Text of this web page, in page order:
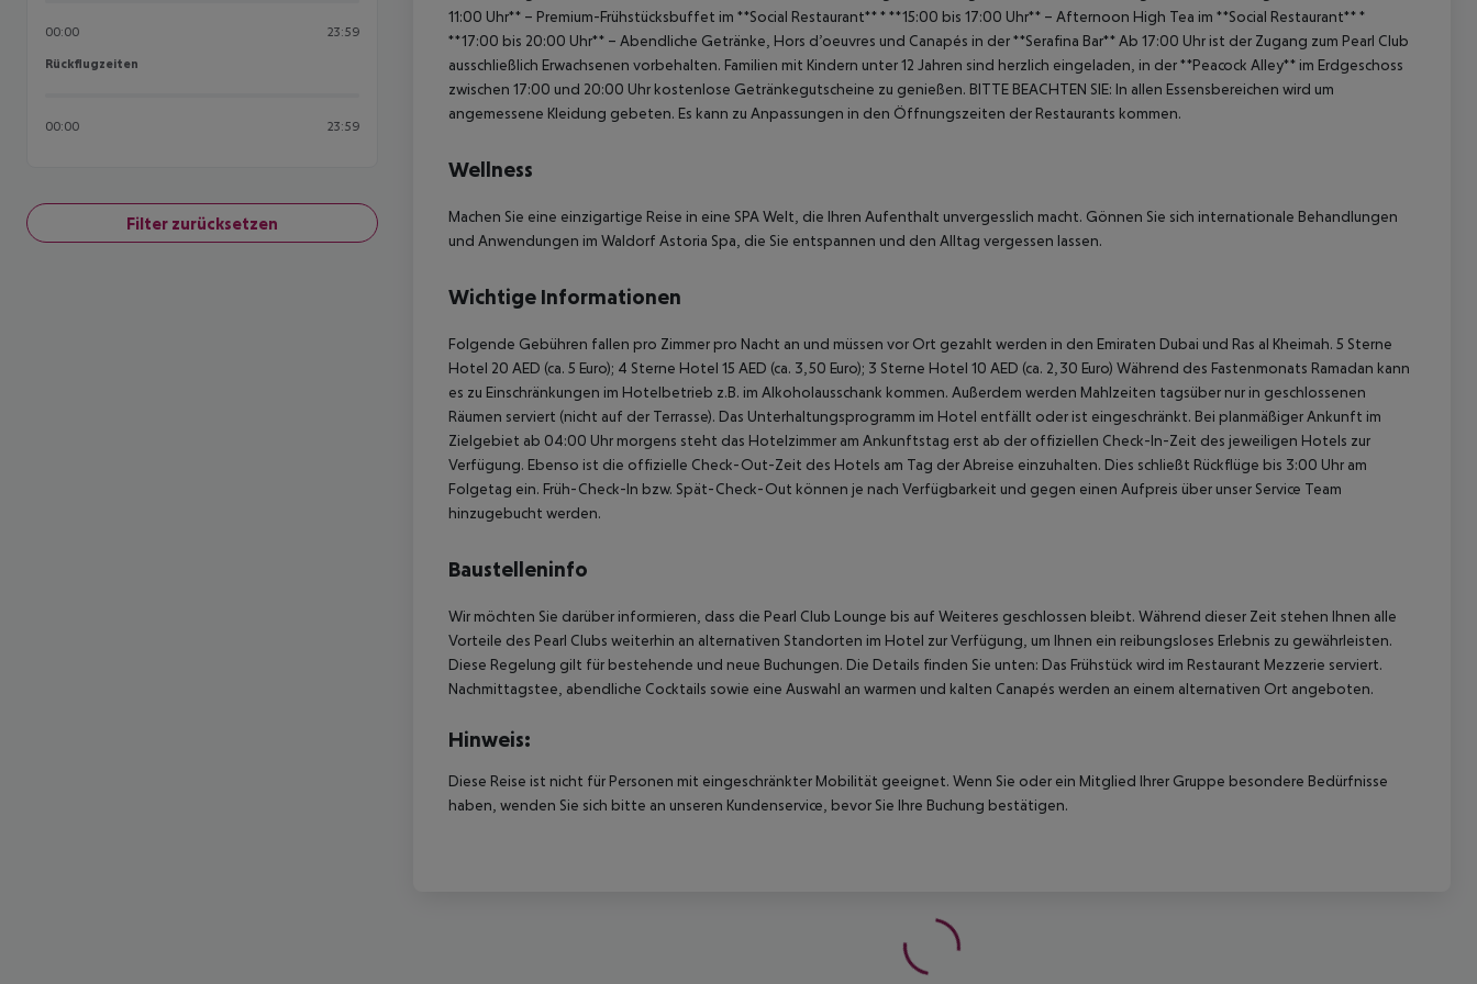
00:00 23:59
Rückflugzeiten
Rückflugzeiten
00:00 23:59
Filter zurücksetzen
11:00 Uhr** – Premium-Frühstücksbuffet im **Social Restaurant*** **15:00 bis 17:00 Uhr** – Afternoon High Tea im **Social Restaurant***
**17:00 bis 20:00 Uhr** – Abendliche Getränke, Hors d’oeuvres und Canapés in der **Serafina Bar**Ab 17:00 Uhr ist der Zugang zum Pearl Club
ausschließlich Erwachsenen vorbehalten. Familien mit Kindern unter 12 Jahren sind herzlich eingeladen, in der **Peacock Alley** im Erdgeschoss
zwischen 17:00 und 20:00 Uhr kostenlose Getränkegutscheine zu genießen. BITTE BEACHTEN SIE: In allen Essensbereichen wird um
angemessene Kleidung gebeten. Es kann zu Anpassungen in den Öffnungszeiten der Restaurants kommen.
Wellness
Machen Sie eine einzigartige Reise in eine SPA Welt, die Ihren Aufenthalt unvergesslich macht. Gönnen Sie sich internationale Behandlungen
und Anwendungen im Waldorf Astoria Spa, die Sie entspannen und den Alltag vergessen lassen.
Wichtige Informationen
Folgende Gebühren fallen pro Zimmer pro Nacht an und müssen vor Ort gezahlt werden in den Emiraten Dubai und Ras al Kheimah. 5 Sterne
Hotel 20 AED (ca. 5 Euro); 4 Sterne Hotel 15 AED (ca. 3,50 Euro); 3 Sterne Hotel 10 AED (ca. 2,30 Euro) Während des Fastenmonats Ramadan kann
es zu Einschränkungen im Hotelbetrieb z.B. im Alkoholausschank kommen. Außerdem werden Mahlzeiten tagsüber nur in geschlossenen
Räumen serviert (nicht auf der Terrasse). Das Unterhaltungsprogramm im Hotel entfällt oder ist eingeschränkt. Bei planmäßiger Ankunft im
Zielgebiet ab 04:00 Uhr morgens steht das Hotelzimmer am Ankunftstag erst ab der offiziellen Check-In-Zeit des jeweiligen Hotels zur
Verfügung. Ebenso ist die offizielle Check-Out-Zeit des Hotels am Tag der Abreise einzuhalten. Dies schließt Rückflüge bis 3:00 Uhr am
Folgetag ein. Früh-Check-In bzw. Spät-Check-Out können je nach Verfügbarkeit und gegen einen Aufpreis über unser Service Team
hinzugebucht werden.
Baustelleninfo
Wir möchten Sie darüber informieren, dass die Pearl Club Lounge bis auf Weiteres geschlossen bleibt. Während dieser Zeit stehen Ihnen alle
Vorteile des Pearl Clubs weiterhin an alternativen Standorten im Hotel zur Verfügung, um Ihnen ein reibungsloses Erlebnis zu gewährleisten.
Diese Regelung gilt für bestehende und neue Buchungen. Die Details finden Sie unten: Das Frühstück wird im Restaurant Mezzerie serviert.
Nachmittagstee, abendliche Cocktails sowie eine Auswahl an warmen und kalten Canapés werden an einem alternativen Ort angeboten.
Hinweis:
Diese Reise ist nicht für Personen mit eingeschränkter Mobilität geeignet. Wenn Sie oder ein Mitglied Ihrer Gruppe besondere Bedürfnisse
haben, wenden Sie sich bitte an unseren Kundenservice, bevor Sie Ihre Buchung bestätigen.